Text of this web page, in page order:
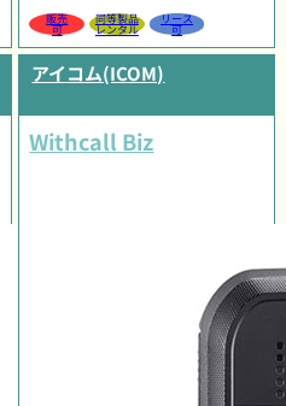
販売
可
同等製品
レンタル
リース
可
アイコム(ICOM)
Withcall Biz